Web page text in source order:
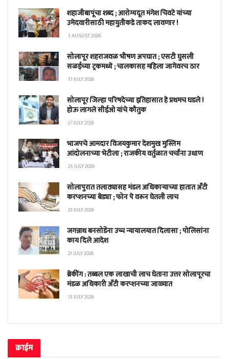
शहाजीबापूंचा शब्द ; आरोग्यदूत मंगेश चिवटे यांच्या
उमेदवारीसाठी महायुतीकडे ताकद लावणार !
3 AUGUST 2026
सोलापूर शहराजवळ भीषण अपघात ; एसटी घुसली
सळईच्या ट्रकमध्ये ; चालकासह महिला जागेवरच ठार
31 JULY 2026
सोलापूर जिल्हा परिषदेच्या इतिहासात हे प्रथमच घडले !
होऊ लागले सीईओ यांचे कौतुक
27 JULY 2026
भाजपचे आमदार विजयकुमार देशमुख मुस्लिम
आंदोलनाच्या भेटीला ; राजकीय वर्तुळात चर्चांना उधाण
25 JULY 2026
सोलापुरात तलाठ्यासह मंडल अधिकाऱ्याच्या हातात अँटी
करप्शनच्या बेड्या ; फोन पे वरून घेतली लाच
23 JULY 2026
जगन्नाथ बनसोडेंना उच्च न्यायालयात दिलासा ; पोलिसांना
काय दिले आदेश
21 JULY 2026
ब्रेकींग : तब्बल एक लाखाची लाच घेताना उत्तर सोलापूरचा
मंडळ अधिकारी अँटी करप्शनच्या जाळ्यात
13 JULY 2026
क्राईम